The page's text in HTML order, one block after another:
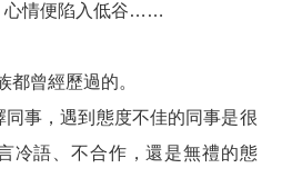
心情便陷入低谷……
都曾經歷過的。
事，遇到態度不佳的同事是很
冷語、不合作，還是無禮的態